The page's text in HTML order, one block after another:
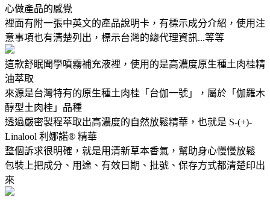
心做產品的感覺
裡面有附一張中英文的產品說明卡，有標示成分介紹，使用注
意事項也有清楚列出，標示台灣的總代理資訊...等等
這款舒眠聞學噴霧補充液裡，使用的是高濃度原生種土肉桂精
油萃取
來源是台灣特有的原生種土肉桂「台伽一號」，屬於「伽羅木
醇型土肉桂」品種
透過嚴密製程萃取出高濃度的自然放鬆精華，也就是 S-(+)-
Linalool 利娜諾® 精華
整個訴求很明確，就是用清新草本香氣，幫助身心慢慢放鬆
包裝上把成分、用途、有效日期、批號、保存方式都清楚印出
來